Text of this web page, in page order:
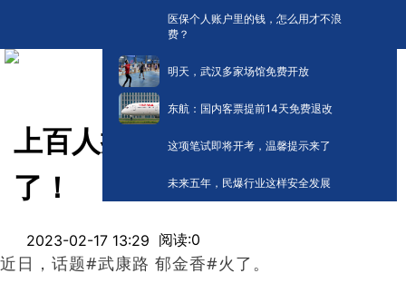
医保个人账户里的钱，怎么用才不浪
费？
明天，武汉多家场馆免费开放
东航：国内客票提前14天免费退改
这项笔试即将开考，温馨提示来了
未来五年，民爆行业这样安全发展
上百人排队打卡！网友心态崩
了！
2023-02-17 13:29 阅读:0
近日，话题#武康路 郁金香#火了。